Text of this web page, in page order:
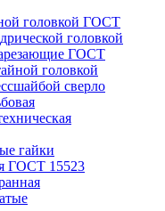
головкой ГОСТ
головкой
ГОСТ
головкой
сверло
гайки
ГОСТ 15523